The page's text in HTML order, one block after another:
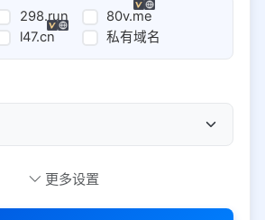
298.run
80v.me
l47.cn 私有域名
更多设置